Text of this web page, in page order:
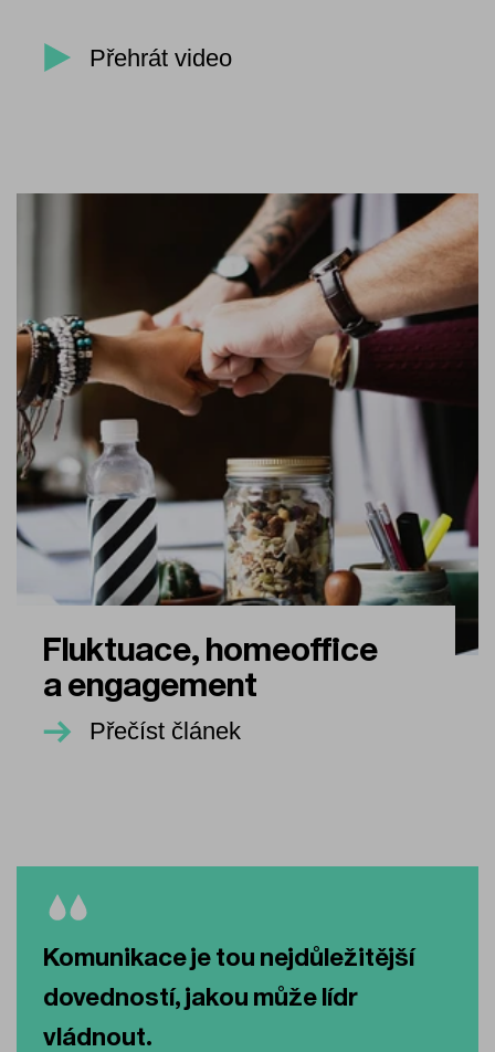
Přehrát video
Fluktuace, homeoffice
a engagement
Přečíst článek
Komunikace je tou nejdůležitější
dovedností, jakou může lídr
vládnout.